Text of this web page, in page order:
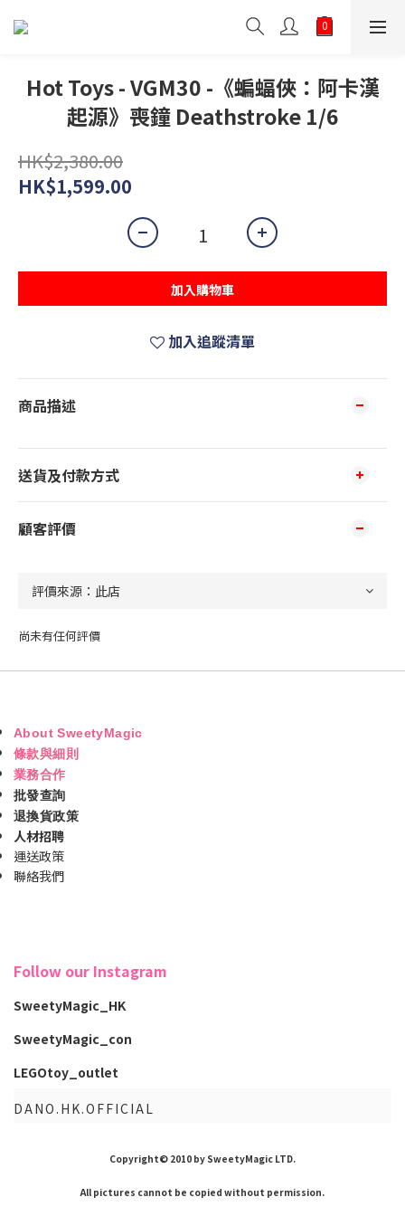
Hot Toys - VGM30 -《蝙蝠俠：阿卡漢
起源》喪鐘 Deathstroke 1/6
HK$2,380.00
HK$1,599.00
加入購物車
加入追蹤清單
商品描述
送貨及付款方式
顧客評價
尚未有任何評價
About SweetyMagic
條款與細則
業務合作
批發查詢
退換貨政策
人材招聘
運送政策
聯絡我們
Follow our Instagram
SweetyMagic_HK
SweetyMagic_con
LEGOtoy_outlet
DANO.HK.OFFICIAL
Copyright© 2010 by SweetyMagic LTD.
All pictures cannot be copied without permission.